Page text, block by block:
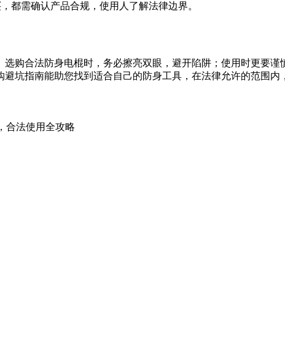
都需确认产品合规，使用人了解法律边界。
购合法防身电棍时，务必擦亮双眼，避开陷阱；使用时更要
坑指南能助您找到适合自己的防身工具，在法律允许的范围内
合法使用全攻略